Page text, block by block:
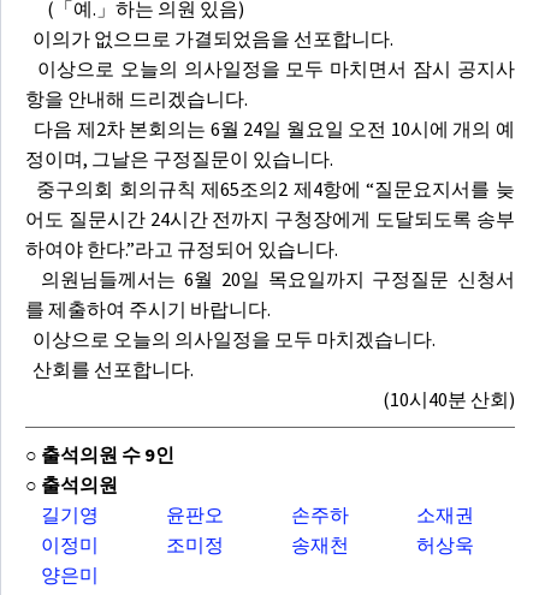
(「예.」하는 의원 있음)
이의가 없으므로 가결되었음을 선포합니다.
이상으로 오늘의 의사일정을 모두 마치면서 잠시 공지사
항을 안내해 드리겠습니다.
다음 제2차 본회의는 6월 24일 월요일 오전 10시에 개의 예
정이며, 그날은 구정질문이 있습니다.
중구의회 회의규칙 제65조의2 제4항에 “질문요지서를 늦
어도 질문시간 24시간 전까지 구청장에게 도달되도록 송부
하여야 한다.”라고 규정되어 있습니다.
의원님들께서는 6월 20일 목요일까지 구정질문 신청서
를 제출하여 주시기 바랍니다.
이상으로 오늘의 의사일정을 모두 마치겠습니다.
산회를 선포합니다.
(10시40분 산회)
○ 출석의원 수 9인
○ 출석의원
길기영
윤판오 손주하
소재권
이정미
조미정 송재천
허상욱
양은미